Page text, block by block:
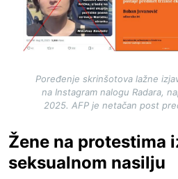
Poređenje skrinšotova lažne
na Instagram nalogu Radara,
2025. AFP je netačan post
Žene na protestima
seksualnom nasilju